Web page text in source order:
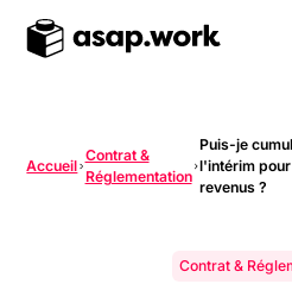
Accueil
Contrat &
Réglementation
Puis-je
l'intérim
revenus ?
Contrat &